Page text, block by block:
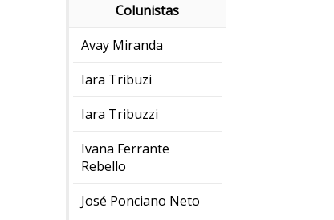
Colunistas
Avay Miranda
Iara Tribuzi
Iara Tribuzzi
Ivana Ferrante
Rebello
José Ponciano Neto